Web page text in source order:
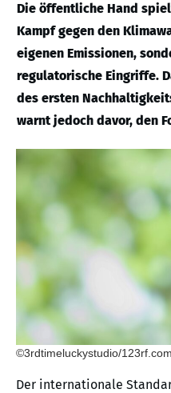
Die öffentliche Hand
Kampf gegen den
eigenen Emissionen,
regulatorische Eingriffe.
des ersten
warnt jedoch davor, den
©3rdtimeluckystudio/123rf.com
Der internationale